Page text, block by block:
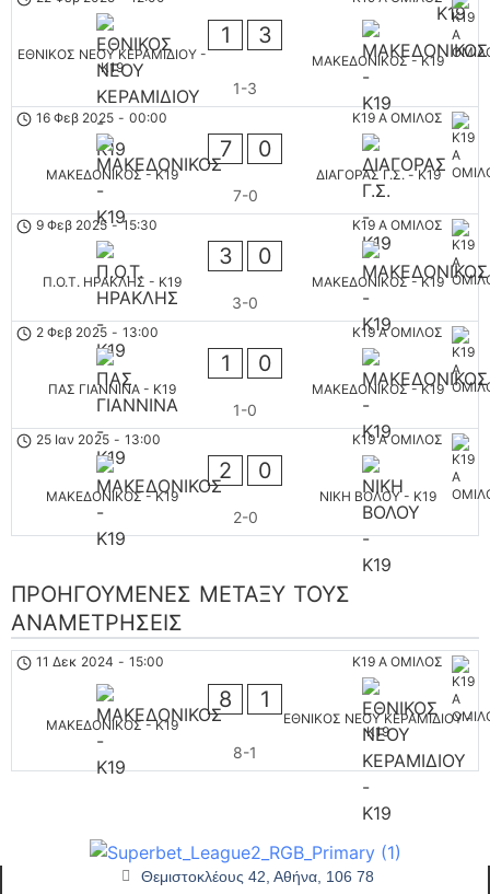
ΕΘΝΙΚΟΣ ΝΕΟΥ ΚΕΡΑΜΙΔΙΟΥ -
K19
1 3
ΜΑΚΕΔΟΝΙΚΟΣ - K19
1-3
K19 Α ΟΜΙΛΟΣ
16 Φεβ 2025 - 00:00
ΜΑΚΕΔΟΝΙΚΟΣ - K19
7 0
ΔΙΑΓΟΡΑΣ Γ.Σ. - K19
7-0
K19 Α ΟΜΙΛΟΣ
9 Φεβ 2025 - 15:30
Π.Ο.Τ. ΗΡΑΚΛΗΣ - K19
3 0
ΜΑΚΕΔΟΝΙΚΟΣ - K19
3-0
K19 Α ΟΜΙΛΟΣ
2 Φεβ 2025 - 13:00
ΠΑΣ ΓΙΑΝΝΙΝΑ - K19
1 0
ΜΑΚΕΔΟΝΙΚΟΣ - K19
1-0
K19 Α ΟΜΙΛΟΣ
25 Ιαν 2025 - 13:00
ΜΑΚΕΔΟΝΙΚΟΣ - K19
2 0
ΝΙΚΗ ΒΟΛΟΥ - K19
2-0
ΠΡΟΗΓΟΎΜΕΝΕΣ ΜΕΤΑΞΎ ΤΟΥΣ
ΑΝΑΜΕΤΡΉΣΕΙΣ
K19 Α ΟΜΙΛΟΣ
11 Δεκ 2024 - 15:00
ΜΑΚΕΔΟΝΙΚΟΣ - K19
8 1
ΕΘΝΙΚΟΣ ΝΕΟΥ ΚΕΡΑΜΙΔΙΟΥ -
K19
8-1
Θεμιστοκλέους 42, Αθήνα, 106 78